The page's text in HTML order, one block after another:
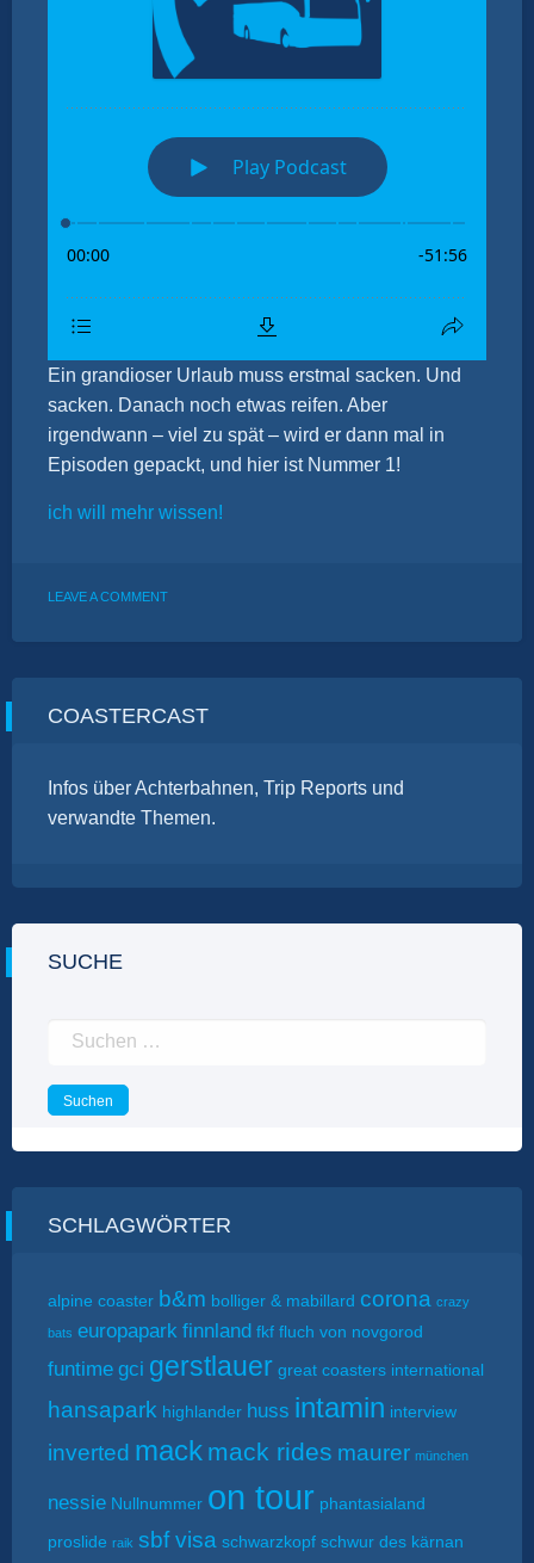
Ein grandioser Urlaub muss erstmal sacken. Und
sacken. Danach noch etwas reifen. Aber
irgendwann – viel zu spät – wird er dann mal in
Episoden gepackt, und hier ist Nummer 1!
ich will mehr wissen!
LEAVE A COMMENTON
COASTERCAST
Infos über Achterbahnen, Trip Reports und
verwandte Themen.
SUCHE
Suchen
SCHLAGWÖRTER
alpine coaster b&m bolliger & mabillard corona crazy
bats europapark finnland fkf fluch von novgorod
funtime gci gerstlauer great coasters international
hansapark highlander huss intamin interview
inverted mack mack rides maurer münchen
nessie Nullnummer on tour phantasialand
proslide raik sbf visa schwarzkopf schwur des kärnan